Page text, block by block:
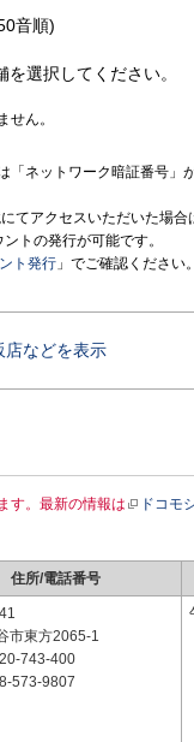
音順)
選択してください。
せん。
「ネットワーク暗証番号
てアクセスいただいた場
トの発行が可能です。
ト発行 」でご確認ください。
店などを表示
す。最新の情報は ドコモ
住所/電話番号
市東方2065-1
743-400
573-9807